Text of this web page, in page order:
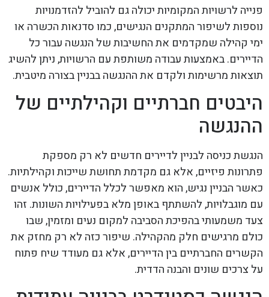
פנייה לרשויות המקומיות יכולה גם להוביל להזדמנויות
נוספות לשיפור המתקנים הנגישים, כמו סדנאות הכשרה או
ימי קהילה שמקדמים את החשיבות של הנגשה עבור כל
הדיירים. באמצעות עבודה משותפת עם הרשויות, ניתן להשיג
תוצאות מרשימות ולקדם את ההנגשה בבניין בצורה מיטבית.
היבטים חברתיים וקהילתיים של
ההנגשה
הנגשת כניסה לבניין לדיירים חדשים לא רק מספקת
פתרונות פיזיים, אלא גם מקדמת תחושת שייכות וקהילתיות.
כאשר הבניין נגיש, הוא מאפשר לכלל הדיירים, כולל אנשים
עם מוגבלויות, להשתתף באופן מלא בפעילויות השונות. זהו
צעד משמעותי בהפיכת הסביבה למקום נעים ומזמין, שבו
כולם מרגישים חלק מהקהילה. שיפור כזה לא רק מחזק את
הקשרים החברתיים בין הדיירים, אלא גם מעודד שיח פתוח
על צרכים שונים והבנה הדדית.